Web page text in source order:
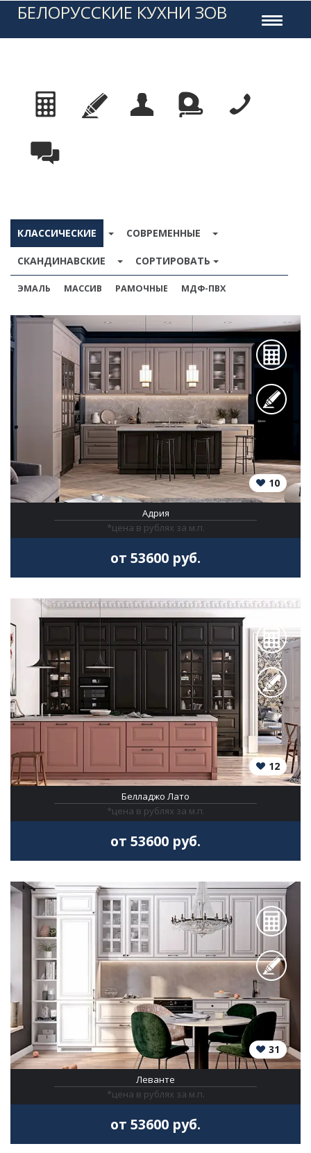
Toggle
БЕЛОРУССКИЕ КУХНИ ЗОВ
КЛАССИЧЕСКИЕ TOGGLE DROPDOWN
СОВРЕМЕННЫЕ TOGGLE
СКАНДИНАВСКИЕ TOGGLE DROPDOWN
СОРТИРОВАТЬ
ЭМАЛЬ МАССИВ РАМОЧНЫЕ МДФ-ПВХ
10
Адрия
*цена в рублях за м.п.
от 53600 руб.
12
Белладжо Лато
*цена в рублях за м.п.
от 53600 руб.
31
Леванте
*цена в рублях за м.п.
от 53600 руб.